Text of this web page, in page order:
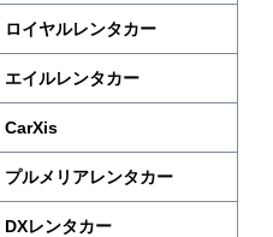
ロイヤルレンタカー
エイルレンタカー
CarXis
プルメリアレンタカー
DXレンタカー